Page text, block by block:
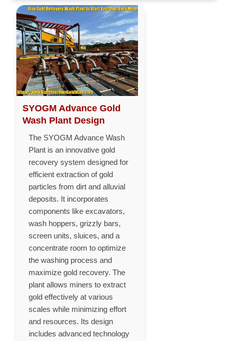
SYOGM Advance Gold
Wash Plant Design
The SYOGM Advance Wash
Plant is an innovative gold
recovery system designed for
efficient extraction of gold
particles from dirt and alluvial
deposits. It incorporates
components like excavators,
wash hoppers, grizzly bars,
screen units, sluices, and a
concentrate room to optimize
the washing process and
maximize gold recovery. The
plant allows miners to extract
gold effectively at various
scales while minimizing effort
and resources. Its design
includes advanced technology